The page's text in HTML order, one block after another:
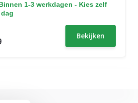
1-3 werkdagen - Kies zelf
Bekijken